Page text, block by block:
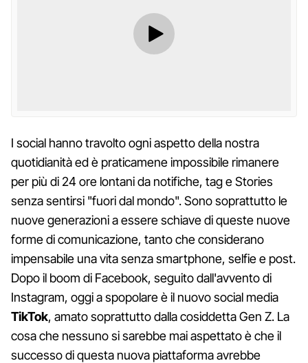
I social hanno travolto ogni aspetto della nostra
quotidianità ed è praticamene impossibile rimanere
per più di 24 ore lontani da notifiche, tag e Stories
senza sentirsi "fuori dal mondo". Sono soprattutto le
nuove generazioni a essere schiave di queste nuove
forme di comunicazione, tanto che considerano
impensabile una vita senza smartphone, selfie e post.
Dopo il boom di Facebook, seguito dall'avvento di
Instagram, oggi a spopolare è il nuovo social media
TikTok, amato soprattutto dalla cosiddetta Gen Z. La
cosa che nessuno si sarebbe mai aspettato è che il
successo di questa nuova piattaforma avrebbe